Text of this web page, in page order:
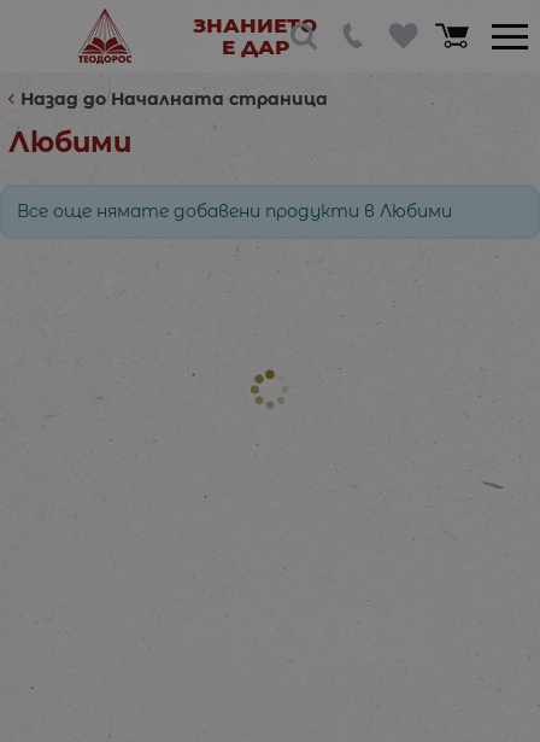
ЗНАНИЕТО
Е ДАР
Назад до Началната страница
Любими
Все още нямате добавени продукти в Любими